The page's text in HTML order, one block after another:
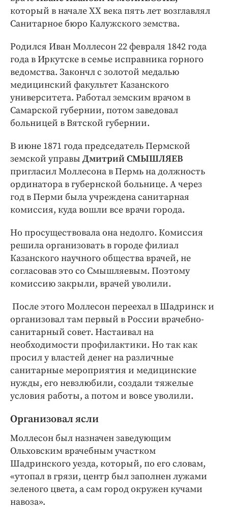
который в начале ХХ века пять лет возглавлял
Санитарное бюро Калужского земства.
Родился Иван Моллесон 22 февраля 1842 года
года в Иркутске в семье исправника горного
ведомства. Закончл с золотой медалью
медицинский факультет Казанского
университета. Работал земским врачом в
Самарской губернии, потом заведовал
больницей в Вятской губернии.
В июне 1871 года председатель Пермской
земской управы Дмитрий СМЫШЛЯЕВ
пригласил Моллесона в Пермь на должность
ординатора в губернской больнице. А через
год в Перми была учреждена санитарная
комиссия, куда вошли все врачи города.
Но просуществовала она недолго. Комиссия
решила организовать в городе филиал
Казанского научного общества врачей, не
согласовав это со Смышляевым. Поэтому
комиссию закрыли, врачей уволили.
После этого Моллесон переехал в Шадринск и
организовал там первый в России врачебно-
санитарный совет. Настаивал на
необходимости профилактики. Но так как
просил у властей денег на различные
санитарные мероприятия и медицинские
нужды, его невзлюбили, создали тяжелые
условия работы, а потом и вовсе уволили.
Организовал ясли
Моллесон был назначен заведующим
Ольховским врачебным участком
Шадринского уезда, который, по его словам,
«утопал в грязи, центр был заполнен лужами
зеленого цвета, а сам город окружен кучами
навоза».